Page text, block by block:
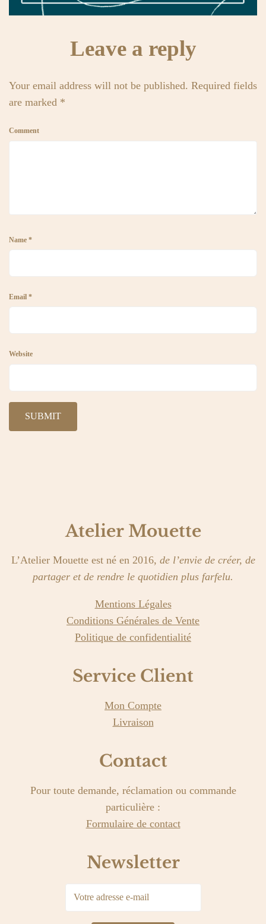
Leave a reply
Your email address will not be published. Required fields
are marked *
Comment
Name *
Email *
Website
Atelier Mouette
L’Atelier Mouette est né en 2016, de l’envie de créer, de
partager et de rendre le quotidien plus farfelu.
Mentions Légales
Conditions Générales de Vente
Politique de confidentialité
Service Client
Mon Compte
Livraison
Contact
Pour toute demande, réclamation ou commande
particulière :
Formulaire de contact
Newsletter